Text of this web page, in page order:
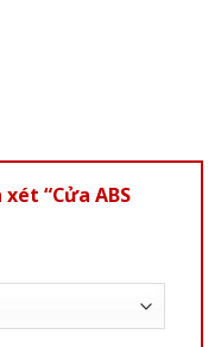
“Cửa ABS